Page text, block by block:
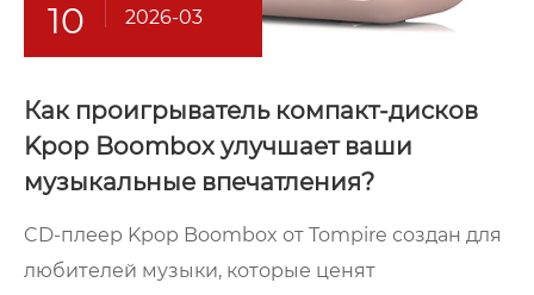
10 2026-03
Как проигрыватель компакт-дисков
Kpop Boombox улучшает ваши
музыкальные впечатления?
CD-плеер Kpop Boombox от Tompire создан для
любителей музыки, которые ценят